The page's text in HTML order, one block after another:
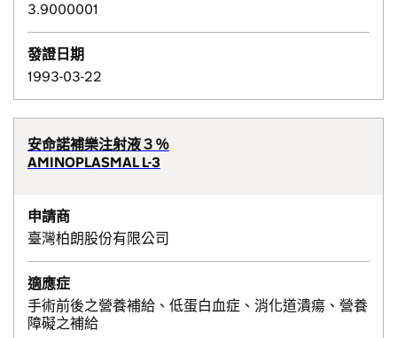
3.9000001
發證日期
1993-03-22
安命諾補樂注射液３％
AMINOPLASMAL L-3
申請商
臺灣柏朗股份有限公司
適應症
手術前後之營養補給、低蛋白血症、消化道潰瘍、營養
障礙之補給